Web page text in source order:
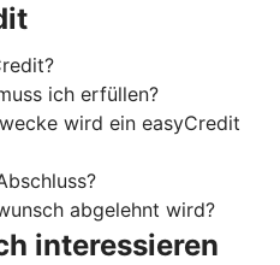
ich erfüllen?
wird ein easyCredit
abgelehnt wird?
interessieren